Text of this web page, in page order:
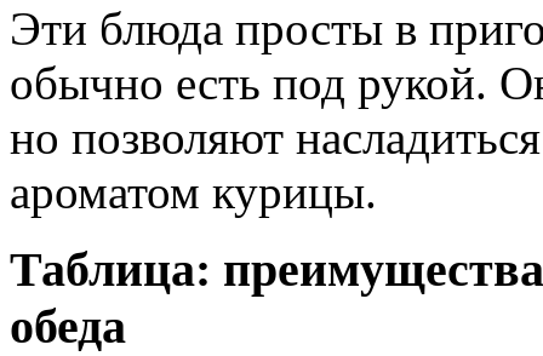
Эти блюда просты в
обычно есть под рукой.
но позволяют
ароматом курицы.
Таблица:
обеда